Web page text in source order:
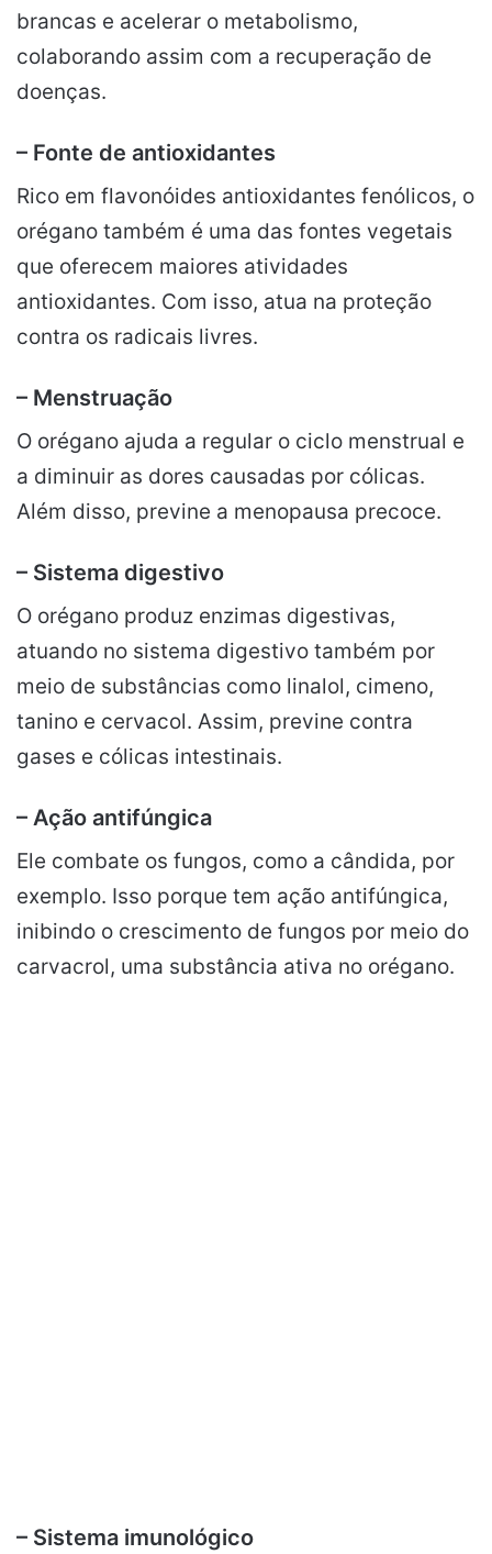
brancas e acelerar o metabolismo,
colaborando assim com a recuperação de
doenças.
– Fonte de antioxidantes
Rico em flavonóides antioxidantes fenólicos, o
orégano também é uma das fontes vegetais
que oferecem maiores atividades
antioxidantes. Com isso, atua na proteção
contra os radicais livres.
– Menstruação
O orégano ajuda a regular o ciclo menstrual e
a diminuir as dores causadas por cólicas.
Além disso, previne a menopausa precoce.
– Sistema digestivo
O orégano produz enzimas digestivas,
atuando no sistema digestivo também por
meio de substâncias como linalol, cimeno,
tanino e cervacol. Assim, previne contra
gases e cólicas intestinais.
– Ação antifúngica
Ele combate os fungos, como a cândida, por
exemplo. Isso porque tem ação antifúngica,
inibindo o crescimento de fungos por meio do
carvacrol, uma substância ativa no orégano.
– Sistema imunológico